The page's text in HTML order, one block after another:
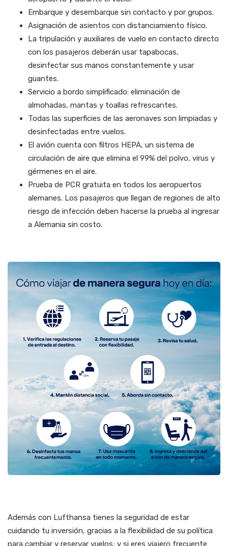
Embarque y desembarque sin contacto y por grupos.
Asignación de asientos con distanciamiento físico.
La tripulación y auxiliares de vuelo en contacto directo
con los pasajeros deberán usar tapabocas,
desinfectar sus manos constantemente y usar
guantes.
Servicio a bordo simplificado: eliminación de
almohadas, mantas y toallas refrescantes.
Todas las superficies de las aeronaves son limpiadas y
desinfectadas entre vuelos.
El avión cuenta con filtros HEPA, un sistema de
circulación de aire que elimina el 99% del polvo, virus y
gérmenes en el aire.
Prueba de PCR gratuita en todos los aeropuertos
alemanes. Los pasajeros que llegan de regiones de alto
riesgo de infección deben hacerse la prueba al ingresar
a Alemania sin costo.
Además con Lufthansa tienes la seguridad de estar
cuidando tu inversión, gracias a la flexibilidad de su política